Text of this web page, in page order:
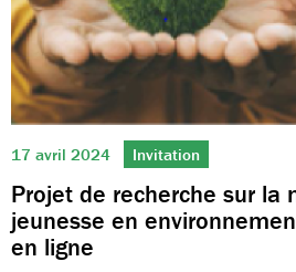
17 avril 2024 Invitation
Projet de recherche sur la
jeunesse en
en ligne